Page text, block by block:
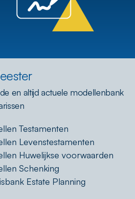
en altijd actuele modellenbank
Testamenten
Levenstestamenten
Huwelijkse voorwaarden
Schenking
Estate Planning